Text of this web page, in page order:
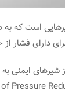
است که
دارای فشار
ایمنی